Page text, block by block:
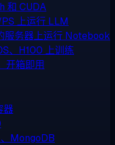
和 CUDA
上运行 LLM
服务器上运行 Notebook
、H100 上训练
开箱即用
器
MongoDB